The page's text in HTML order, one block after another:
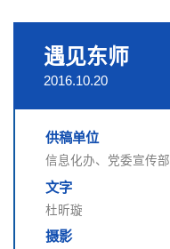
遇见东师
2016.10.20
供稿单位
信息化办、党委宣传部
文字
杜昕璇
摄影